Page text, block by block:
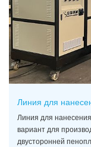
Линия для
Линия для
вариант для
двусторонней